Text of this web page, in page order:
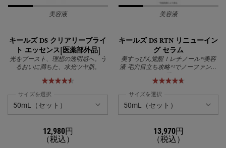
美容液
キールズ DS クリアリーブライ
ト エッセンス[医薬部外品]
光をブースト、理想の透明感へ。う
るおいに満ちた、水光ツヤ肌。
サイズを選択
12,980円
（税込）
美容液
キールズ DS RTN リニューイン
グ セラム
美すっぴん覚醒！レチノール*¹美容
液 毛穴目立ち攻略*²でノーファンデ
に挑む
サイズを選択
13,970円
（税込）